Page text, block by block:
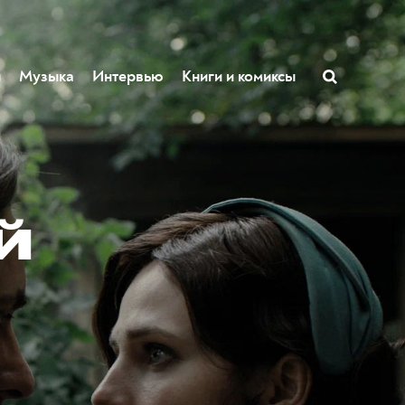
Музыка Интервью Книги и комиксы